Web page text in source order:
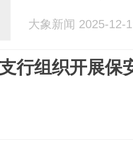
大象新闻 2025-12-
行组织开展保